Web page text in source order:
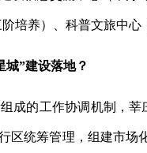
培养）、科普文旅中心
城”建设落地？
成的工作协调机制，
区统筹管理，组建市